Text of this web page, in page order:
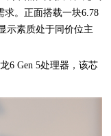
求。正面搭载一块6.78
示素质处于同价位主
6 Gen 5处理器，该芯